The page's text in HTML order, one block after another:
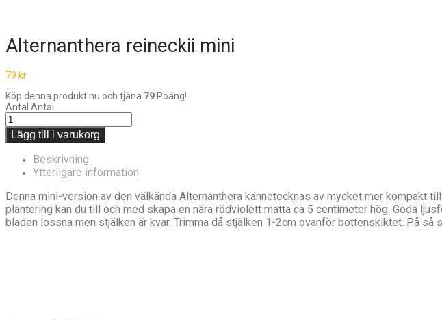
Alternanthera reineckii mini
79 kr
Köp denna produkt nu och tjäna 79Poäng!
Antal Antal
Lägg till i varukorg
Beskrivning
Ytterligare information
Denna mini-version av den välkända Alternanthera kännetecknas av mycket mer kompakt
plantering kan du till och med skapa en nära rödviolett matta ca 5 centimeter hög. Goda
bladen lossna men stjälken är kvar. Trimma då stjälken 1-2cm ovanför bottenskiktet. På så